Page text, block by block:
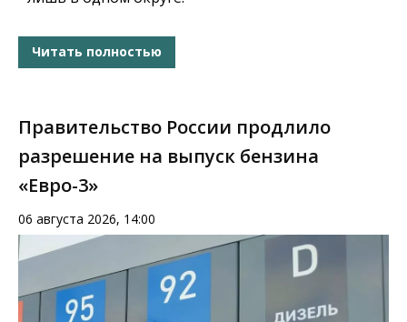
Читать полностью
Правительство России продлило
разрешение на выпуск бензина
«Евро-3»
06 августа 2026, 14:00